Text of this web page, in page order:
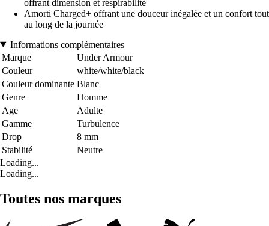
offrant dimension et respirabilité
Amorti Charged+ offrant une douceur inégalée et un confort tout
au long de la journée
Informations complémentaires
Marque
Under Armour
Couleur
white/white/black
Couleur dominante Blanc
Genre
Homme
Age
Adulte
Gamme
Turbulence
Drop
8 mm
Stabilité
Neutre
Loading...
Loading...
Toutes nos marques